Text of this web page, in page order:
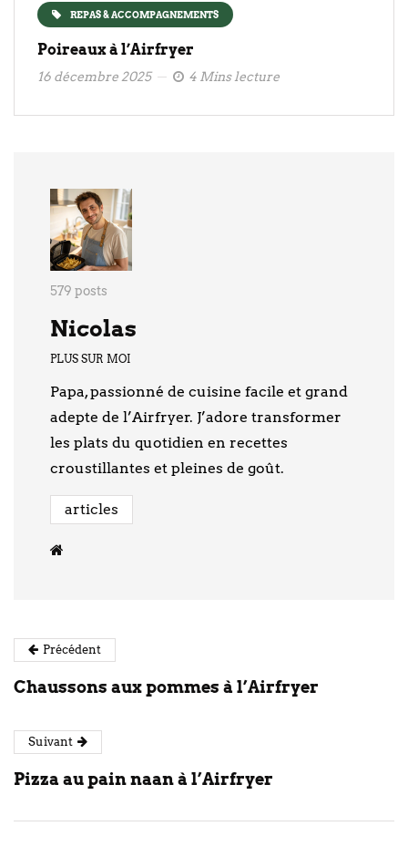
REPAS & ACCOMPAGNEMENTS
Poireaux à l’Airfryer
16 décembre 2025 4 Mins lecture
579 posts
Nicolas
PLUS SUR MOI
Papa, passionné de cuisine facile et grand
adepte de l’Airfryer. J’adore transformer
les plats du quotidien en recettes
croustillantes et pleines de goût.
articles
Précédent
Chaussons aux pommes à l’Airfryer
Suivant
Pizza au pain naan à l’Airfryer